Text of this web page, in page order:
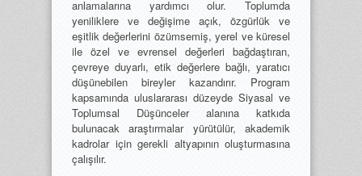
anlamalarına yardımcı olur. Toplumda
yeniliklere ve değişime açık, özgürlük ve
eşitlik değerlerini özümsemiş, yerel ve küresel
ile özel ve evrensel değerleri bağdaştıran,
çevreye duyarlı, etik değerlere bağlı, yaratıcı
düşünebilen bireyler kazandırır. Program
kapsamında uluslararası düzeyde Siyasal ve
Toplumsal Düşünceler alanına katkıda
bulunacak araştırmalar yürütülür, akademik
kadrolar için gerekli altyapının oluşturmasına
çalışılır.